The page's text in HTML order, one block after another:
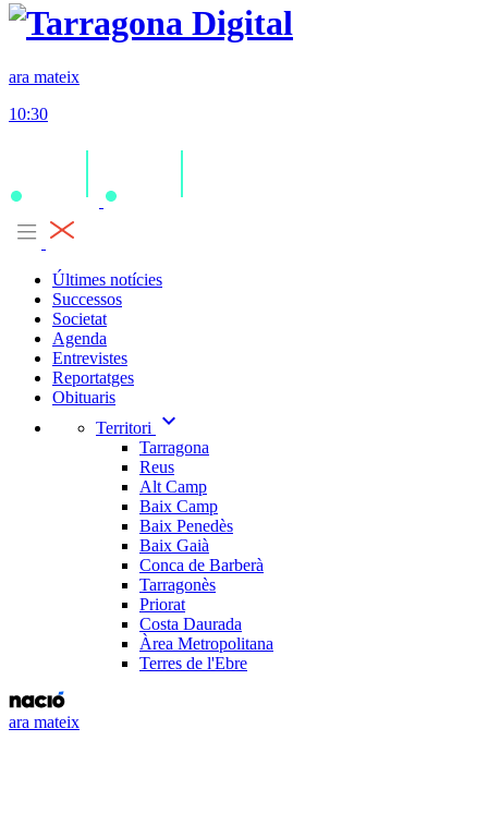
ara mateix
10:30
Últimes notícies
Successos
Societat
Agenda
Entrevistes
Reportatges
Obituaris
Territori
expand_more
Tarragona
Reus
Alt Camp
Baix Camp
Baix Penedès
Baix Gaià
Conca de Barberà
Tarragonès
Priorat
Costa Daurada
Àrea Metropolitana
Terres de l'Ebre
ara mateix